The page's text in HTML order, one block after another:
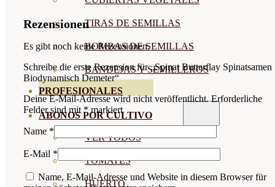
TIRAS DE SEMILLAS
BOMBAS DE SEMILLAS
BANDEJAS Y SEMILLEROS
PROFESIONALES
ABONOS POR CULTIVO
VER TODOS
TOMATES
HUERTO
Rezensionen
Es gibt noch keine Rezensionen.
Schreibe die erste Rezension für „Spinat Butterflay Spinatsamen
Biodynamisch Demeter“
Deine E-Mail-Adresse wird nicht veröffentlicht. Erforderliche
Felder sind mit* markiert
Name *
E-Mail *
Name, E-Mail-Adresse und Website in diesem Browser für